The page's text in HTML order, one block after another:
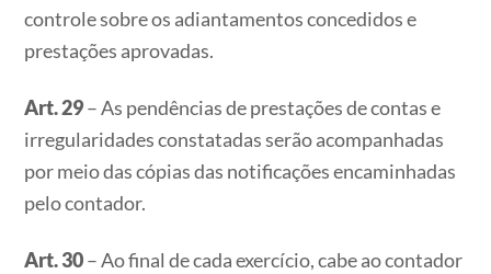
controle sobre os adiantamentos concedidos e
prestações aprovadas.
Art. 29– As pendências de prestações de contas e
irregularidades constatadas serão acompanhadas
por meio das cópias das notificações encaminhadas
pelo contador.
Art. 30– Ao final de cada exercício, cabe ao contador